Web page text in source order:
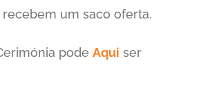
um saco oferta.
pode Aqui ser